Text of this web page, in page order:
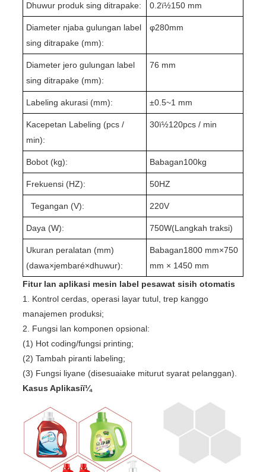
Dhuwur produk sing ditrapake: 0.2ï½150 mm
Diameter njaba gulungan label
sing ditrapake (mm):
φ280mm
Diameter jero gulungan label
sing ditrapake (mm):
76 mm
Labeling akurasi (mm): ±0.5~1 mm
Kacepetan Labeling (pcs /
min):
30ï½1 20pcs / min
Bobot (kg): Babagan100kg
Frekuensi (HZ): 50HZ
Tegangan (V): 220V
Daya (W): 750W(Langkah traksi)
Ukuran peralatan (mm)
(dawa×jembaré×dhuwur):
Babagan1800 mm×750
mm × 1450 mm
Fitur lan aplikasi mesin label pesawat sisih otomatis
1. Kontrol cerdas, operasi layar tutul, trep kanggo
manajemen produksi;
2. Fungsi lan komponen opsional:
(1) Hot coding/fungsi printing;
(2) Tambah piranti labeling;
(3) Fungsi liyane (disesuaiake miturut syarat pelanggan).
Kasus Aplikasiï¼